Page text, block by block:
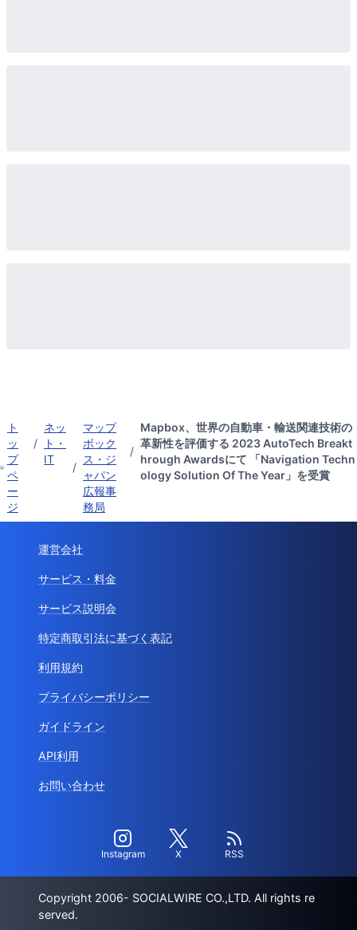
ト
ッ
プ
ペ
ー
ジ
/
ネッ
ト・
IT
/
マップ
ボック
ス・ジ
ャパン
広報事
務局
/
Mapbox、世界の自動車・輸送関連技術の
革新性を評価する 2023 AutoTech Breakt
hrough Awardsにて 「Navigation Techn
ology Solution Of The Year」を受賞
運営会社
サービス・料金
サービス説明会
特定商取引法に基づく表記
利用規約
プライバシーポリシー
ガイドライン
API利用
お問い合わせ
Instagram X RSS
Copyright 2006- SOCIALWIRE CO.,LTD. All rights re
served.